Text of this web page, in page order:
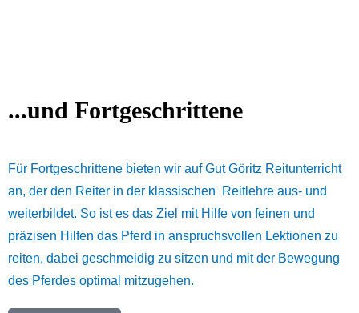
...und Fortgeschrittene
Für Fortgeschrittene bieten wir auf Gut Göritz Reitunterricht
an, der den Reiter in der klassischen Reitlehre aus- und
weiterbildet. So ist es das Ziel mit Hilfe von feinen und
präzisen Hilfen das Pferd in anspruchsvollen Lektionen zu
reiten, dabei geschmeidig zu sitzen und mit der Bewegung
des Pferdes optimal mitzugehen.